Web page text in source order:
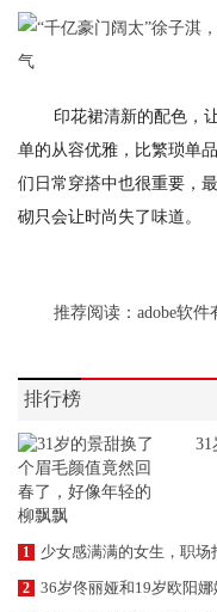
印花裙清新的配色，
单的从容优雅，比繁琐单
们日常穿搭中也很重要，
砌只会让时尚失了味道。
推荐阅读： adobe软件
排行榜
1 少女感满满的女生，职场
2 36岁佟丽娅和19岁欧阳娜